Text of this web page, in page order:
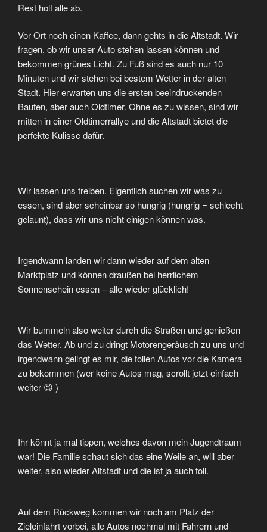
Rest holt alle ab.
Vor Ort noch einen Kaffee, dann gehts in die Altstadt. Wir
fragen, ob wir unser Auto stehen lassen können und
bekommen grünes Licht. Zu Fuß sind es auch nur 10
Minuten und wir stehen bei bestem Wetter in der alten
Stadt. Hier erwarten uns die ersten beeindruckenden
Bauten, aber auch Oldtimer. Ohne es zu wissen, sind wir
mitten in einer Oldtimerrallye und die Altstadt bietet die
perfekte Kulisse dafür.
Wir lassen uns treiben. Eigentlich suchen wir was zu
essen, sind aber scheinbar so hungrig (hungrig = schlecht
gelaunt), dass wir uns nicht einigen können was.
Irgendwann landen wir dann wieder auf dem alten
Marktplatz und können draußen bei herrlichem
Sonnenschein essen – alle wieder glücklich!
Wir bummeln also weiter durch die Straßen und genießen
das Wetter. Ab und zu dringt Motorengeräusch zu uns und
irgendwann gelingt es mir, die tollen Autos vor die Kamera
zu bekommen (wer keine Autos mag, scrollt jetzt einfach
weiter 😉 )
Ihr könnt ja mal tippen, welches davon mein Jugendtraum
war! Die Familie schaut sich das eine Weile an, will aber
weiter, also wieder Altstadt und die ist ja auch toll.
Auf dem Rückweg kommen wir noch am Platz der
Zieleinfahrt vorbei, alle Autos nochmal mit Fahrern und